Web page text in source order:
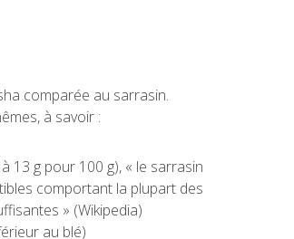
comparée au sarrasin.
à savoir :
13 g pour 100 g), « le sarrasin
comportant la plupart des
» (Wikipedia)
au blé)